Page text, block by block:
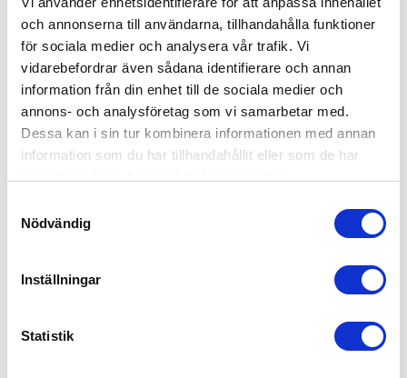
och annonserna till användarna, tillhandahålla funktioner
för sociala medier och analysera vår trafik. Vi
vidarebefordrar även sådana identifierare och annan
information från din enhet till de sociala medier och
annons- och analysföretag som vi samarbetar med.
Dessa kan i sin tur kombinera informationen med annan
information som du har tillhandahållit eller som de har
Nödvändig
Inställningar
Statistik
Britax Kidfix Pro Lux Urban Olive